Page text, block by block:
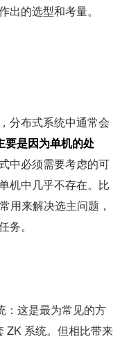
出的选型和考量。
分布式系统中通常会
要是因为单机的处
中必须需要考虑的可
机中几乎不存在。比
用来解决选主问题，
。
：这是最为常见的方
ZK 系统。但相比带来